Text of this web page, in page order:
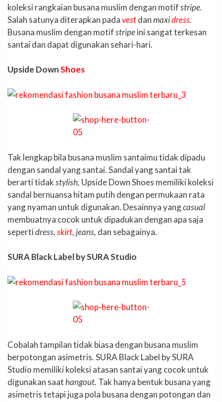
koleksi rangkaian busana muslim dengan motifstripe.
Salah satunya diterapkan padavestdanmaxidress.
Busana muslim dengan motifstripeini sangat terkesan
santai dan dapat digunakan sehari-hari.
Upside DownShoes
Tak lengkap bila busana muslim santaimu tidak dipadu
dengan sandal yang santai. Sandal yang santai tak
berarti tidakstylish, Upside Down Shoes memiliki koleksi
sandal bernuansa hitam putih dengan permukaan rata
yang nyaman untuk digunakan. Desainnya yangcasual
membuatnya cocok untuk dipadukan dengan apa saja
sepertidress,skirt, jeans, dan sebagainya.
SURA Black Label by SURA Studio
Cobalah tampilan tidak biasa dengan busana muslim
berpotongan asimetris. SURA Black Label by SURA
Studio memiliki koleksi atasan santai yang cocok untuk
digunakan saathangout. Tak hanya bentuk busana yang
asimetris tetapi juga pola busana dengan potongan dan